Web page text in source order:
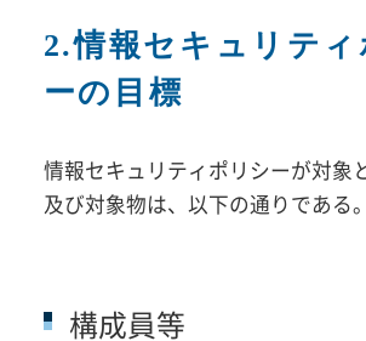
2.情報セキュリティ
ーの目標
情報セキュリティポリシーが対象
及び対象物は、以下の通りである。
構成員等